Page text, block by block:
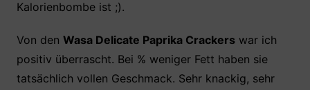
Kalorienbombe ist ;).
Von den Wasa Delicate Paprika Crackerswar ich
positiv überrascht. Bei % weniger Fett haben sie
tatsächlich vollen Geschmack. Sehr knackig, sehr